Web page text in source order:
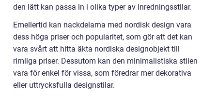
den lätt kan passa in i olika typer av inredningsstilar.
Emellertid kan nackdelarna med nordisk design vara
dess höga priser och popularitet, som gör att det kan
vara svårt att hitta äkta nordiska designobjekt till
rimliga priser. Dessutom kan den minimalistiska stilen
vara för enkel för vissa, som föredrar mer dekorativa
eller uttrycksfulla designstilar.